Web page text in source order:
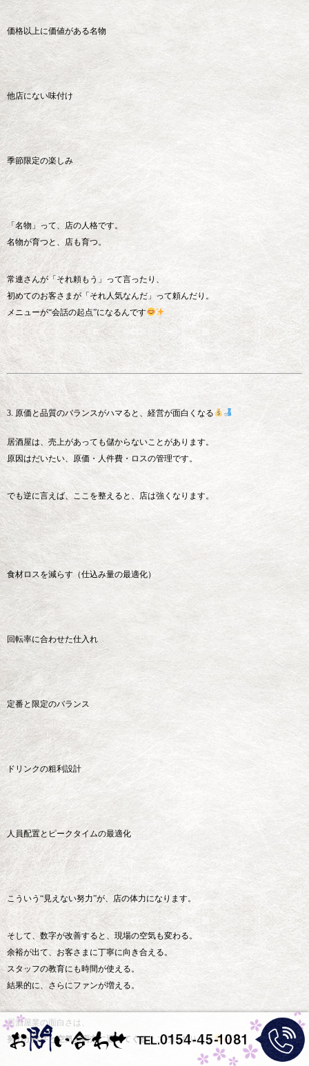
価格以上に価値がある名物
他店にない味付け
季節限定の楽しみ
「名物」って、店の人格です。
名物が育つと、店も育つ。
常連さんが「それ頼もう」って言ったり、
初めてのお客さまが「それ人気なんだ」って頼んだり。
メニューが“会話の起点”になるんです
3. 原価と品質のバランスがハマると、経営が面白くなる
居酒屋は、売上があっても儲からないことがあります。
原因はだいたい、原価・人件費・ロスの管理です。
でも逆に言えば、ここを整えると、店は強くなります。
食材ロスを減らす（仕込み量の最適化）
回転率に合わせた仕入れ
定番と限定のバランス
ドリンクの粗利設計
人員配置とピークタイムの最適化
こういう“見えない努力”が、店の体力になります。
そして、数字が改善すると、現場の空気も変わる。
余裕が出て、お客さまに丁寧に向き合える。
スタッフの教育にも時間が使える。
結果的に、さらにファンが増える。
居酒屋業の面白さは、
努力が数字と空気の両方に返ってくるところにあります